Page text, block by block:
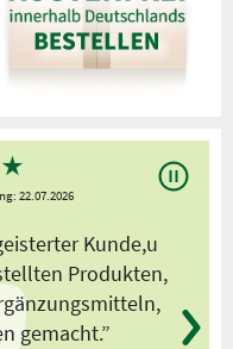
★
22.07.2026
Kunde,u
Produkten,
gemacht.”